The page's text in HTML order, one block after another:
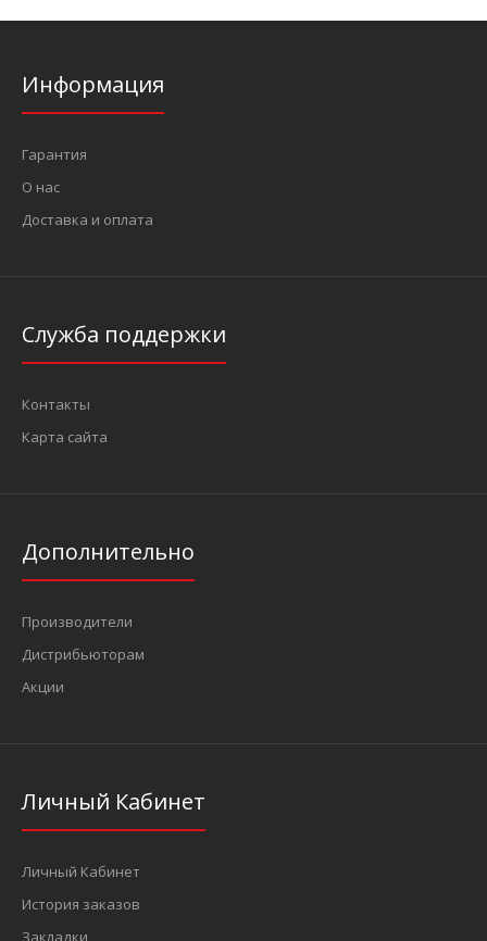
Информация
Гарантия
О нас
Доставка и оплата
Служба поддержки
Контакты
Карта сайта
Дополнительно
Производители
Дистрибьюторам
Акции
Личный Кабинет
Личный Кабинет
История заказов
Закладки